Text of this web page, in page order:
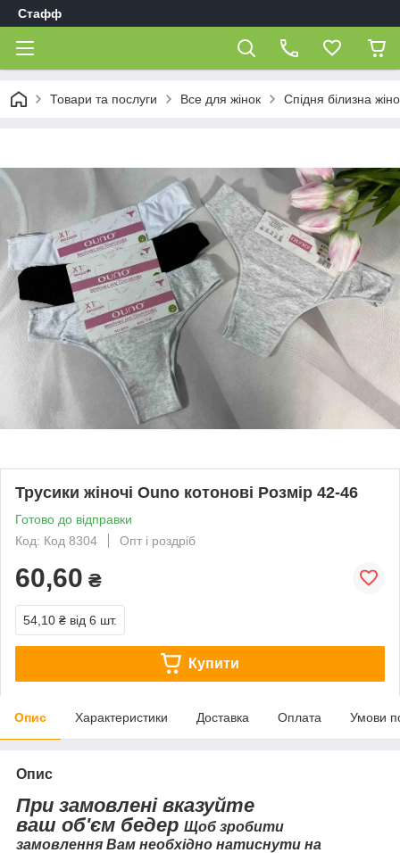
Стафф
Товари та послуги Все для жінок Спідня білизна
Трусики жіночі Ouno котонові Розмір 42-46
Готово до відправки
Код: Код 8304
Опт і роздріб
60,60 ₴
54,10 ₴ від 6 шт.
Купити
Опис Характеристики Доставка Оплата Умови
Опис
При замовлені вказуйте
ваш об'єм бедер Щоб зробити
замовлення Вам необхідно натиснути на